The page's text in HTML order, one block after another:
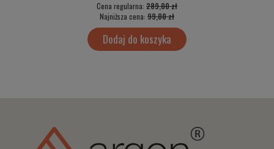
Cena regularna: 289,00 zł
Najniższa cena: 99,00 zł
Dodaj do koszyka